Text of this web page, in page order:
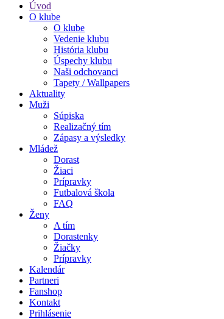
Úvod
O klube
O klube
Vedenie klubu
História klubu
Úspechy klubu
Naši odchovanci
Tapety / Wallpapers
Aktuality
Muži
Súpiska
Realizačný tím
Zápasy a výsledky
Mládež
Dorast
Žiaci
Prípravky
Futbalová škola
FAQ
Ženy
A tím
Dorastenky
Žiačky
Prípravky
Kalendár
Partneri
Fanshop
Kontakt
Prihlásenie